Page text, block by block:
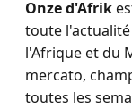
Onze d'Afrik
toute
l'Afrique et du
mercato,
toutes les